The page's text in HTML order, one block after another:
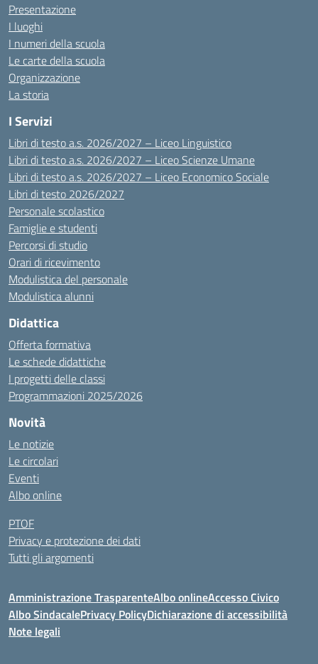
Presentazione
I luoghi
I numeri della scuola
Le carte della scuola
Organizzazione
La storia
I Servizi
Libri di testo a.s. 2026/2027 – Liceo Linguistico
Libri di testo a.s. 2026/2027 – Liceo Scienze Umane
Libri di testo a.s. 2026/2027 – Liceo Economico Sociale
Libri di testo 2026/2027
Personale scolastico
Famiglie e studenti
Percorsi di studio
Orari di ricevimento
Modulistica del personale
Modulistica alunni
Didattica
Offerta formativa
Le schede didattiche
I progetti delle classi
Programmazioni 2025/2026
Novità
Le notizie
Le circolari
Eventi
Albo online
PTOF
Privacy e protezione dei dati
Tutti gli argomenti
Amministrazione TrasparenteAlbo onlineAccesso Civico
Albo SindacalePrivacy PolicyDichiarazione di accessibilità
Note legali